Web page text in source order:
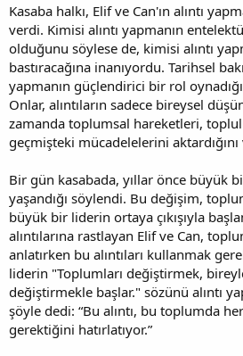
Kasaba halkı, Elif ve Can'ın alıntı
verdi. Kimisi alıntı yapmanın
olduğunu söylese de, kimisi alıntı
bastıracağına inanıyordu. Tarihsel
yapmanın güçlendirici bir rol
Onlar, alıntıların sadece bireysel
zamanda toplumsal hareketleri,
geçmişteki mücadelelerini
Bir gün kasabada, yıllar önce büyük
yaşandığı söylendi. Bu değişim,
büyük bir liderin ortaya çıkışıyla
alıntılarına rastlayan Elif ve Can,
anlatırken bu alıntıları kullanmak
liderin "Toplumları değiştirmek,
değiştirmekle başlar." sözünü alıntı
şöyle dedi: “Bu alıntı, bu toplumda
gerektiğini hatırlatıyor.”